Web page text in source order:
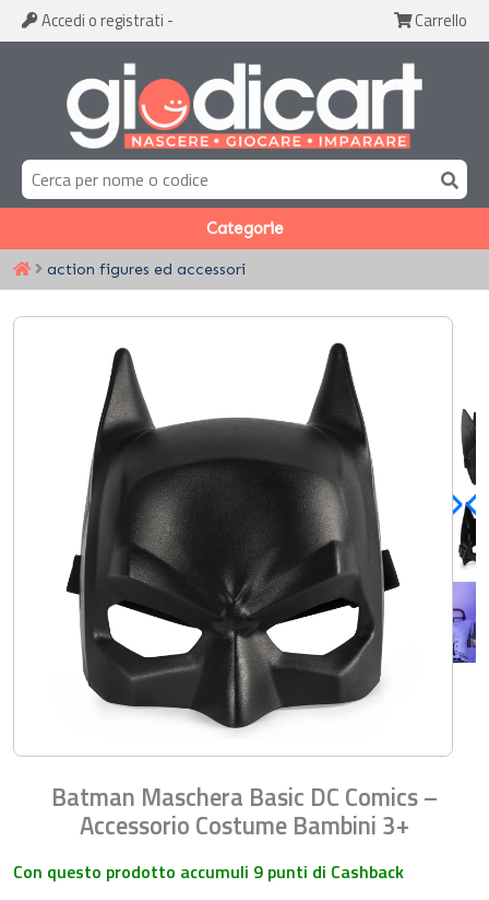
Accedi o registrati - Carrello
Categorie
action figures ed accessori
Batman Maschera Basic DC Comics –
Accessorio Costume Bambini 3+
Con questo prodotto accumuli 9 punti di Cashback